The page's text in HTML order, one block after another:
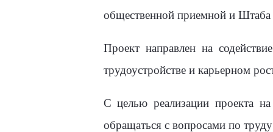
общественной приемной и
Проект направлен на
трудоустройстве и карьерном
С целью реализации проекта
обращаться с вопросами по